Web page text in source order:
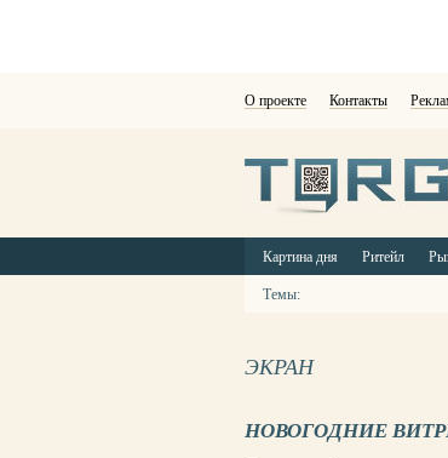
О проекте Контакты
Картина дня Ритейл
Темы:
ЭКРАН
НОВОГОДНИЕ